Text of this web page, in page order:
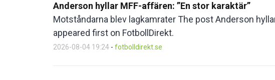
Anderson hyllar MFF-affären: ”En stor karaktär”
Motståndarna blev lagkamrater The post Anderson
appeared first on FotbollDirekt.
2026-08-04 19:24 - fotbolldirekt.se